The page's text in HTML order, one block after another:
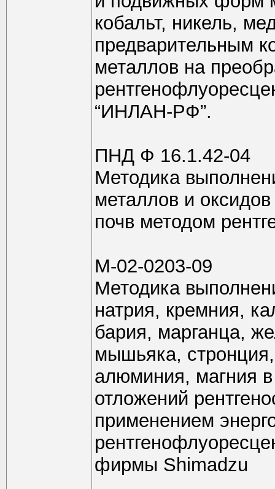
кобальт, никель,
предварительным
металлов на
“ИНЛАН-РФ”.
ПНД Ф 16.1.42-04
Методика
металлов и
почв методом
М-02-0203-09
Методика
натрия, кремния,
бария, марганца,
мышьяка,
алюминия, магния
отложений
применением
фирмы Shimadzu